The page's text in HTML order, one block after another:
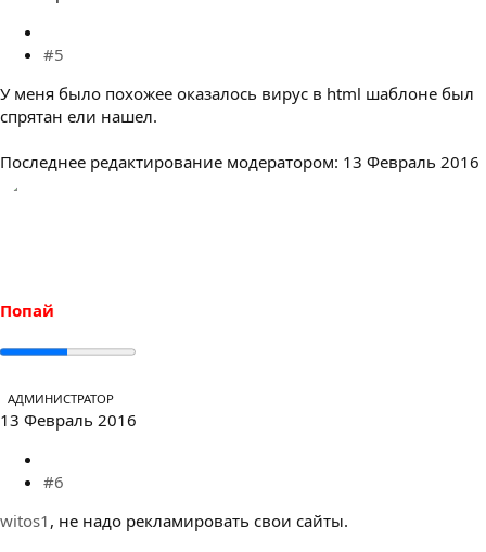
#5
У меня было похожее оказалось вирус в html шаблоне был
спрятан ели нашел.
Последнее редактирование модератором: 13 Февраль 2016
Попай
АДМИНИСТРАТОР
13 Февраль 2016
#6
witos1 , не надо рекламировать свои сайты.